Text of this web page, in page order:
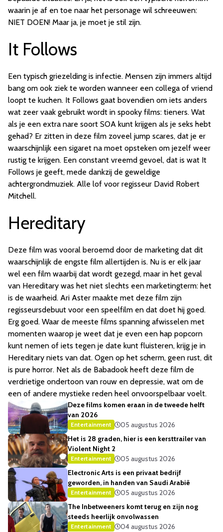
waarin je af en toe naar het personage wil schreeuwen:
NIET DOEN! Maar ja, je moet je stil zijn.
It Follows
Een typisch griezelding is infectie. Mensen zijn immers altijd
bang om ook ziek te worden wanneer een collega of vriend
loopt te kuchen. It Follows gaat bovendien om iets anders
wat zeer vaak gebruikt wordt in spooky films: tieners. Wat
als je een extra nare soort SOA kunt krijgen als je seks hebt
gehad? Er zitten in deze film zoveel jump scares, dat je er
waarschijnlijk een sigaret na moet opsteken om jezelf weer
rustig te krijgen. Een constant vreemd gevoel, dat is wat It
Follows je geeft, mede dankzij de geweldige
achtergrondmuziek. Alle lof voor regisseur David Robert
Mitchell.
Hereditary
Deze film was vooral beroemd door de marketing dat dit
waarschijnlijk de engste film allertijden is. Nu is er elk jaar
wel een film waarbij dat wordt gezegd, maar in het geval
van Hereditary was het niet slechts een marketingterm: het
is de waarheid. Ari Aster maakte met deze film zijn
regisseursdebuut voor een speelfilm en dat doet hij goed.
Erg goed. Waar de meeste films spanning afwisselen met
momenten waarop je weet dat je even een hap popcorn
kunt nemen of iets tegen je date kunt fluisteren, krijg je in
Hereditary niets van dat. Ogen op het scherm, geen rust, dit
is pure horror. Net als de Babadook heeft deze film de
verdrietige ondertoon van rouw en depressie, wat om de
een of andere mystieke reden heel onvoorspelbaar voelt.
Deze films komen eraan in de tweede helft
van 2026
Entertainment
05 augustus 2026
Het is 28 graden, hier is een kersttrailer van
Violent Night 2
Entertainment
05 augustus 2026
Electronic Arts is een privaat bedrijf
geworden, in handen van Saudi Arabië
Entertainment
05 augustus 2026
The Inbetweeners komt terug en zijn nog
steeds heerlijk onvolwassen
Entertainment 04 augustus 2026